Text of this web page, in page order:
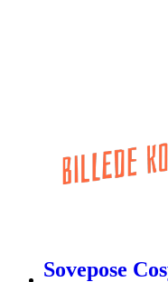
Sovepose